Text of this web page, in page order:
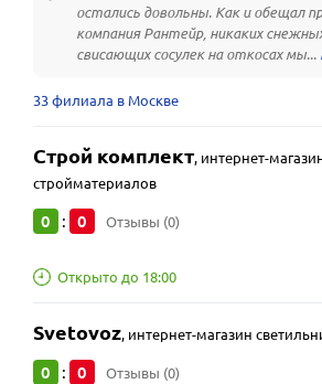
остались довольны. Как и обещал
компания Рантейр, никаких
свисающих сосулек на откосах мы...
33 филиала в Москве
Строй комплект, интернет-
стройматериалов
0 : 0 Отзывы (0)
Открыто до 18:00
Svetovoz, интернет-магазин
0 : 0 Отзывы (0)